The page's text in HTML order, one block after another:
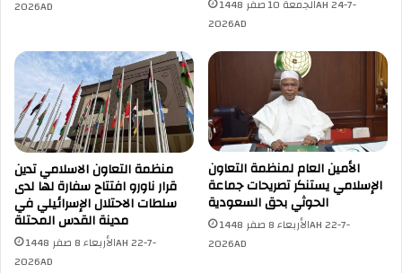
ل
و
ل
ق
ا
د
ة
ا
ل
د
س
ج
ت
ف
ي
د
و
ل
"
ا
ل
2026AD
الجمعة 10 صفر 1448AH 24-7-
2026AD
منظمة التعاون الاسلامي تدين
قرار ناورو افتتاح سفارة لها لدى
سلطات الاحتلال الإسرائيلي في
مدينة القدس المحتلة
الأربعاء 8 صفر 1448AH 22-7-
2026AD
الأمين العام لمنظمة التعاون
الإسلامي يستنكر تصريحات جماعة
الحوثي بحق السعودية
الأربعاء 8 صفر 1448AH 22-7-
2026AD